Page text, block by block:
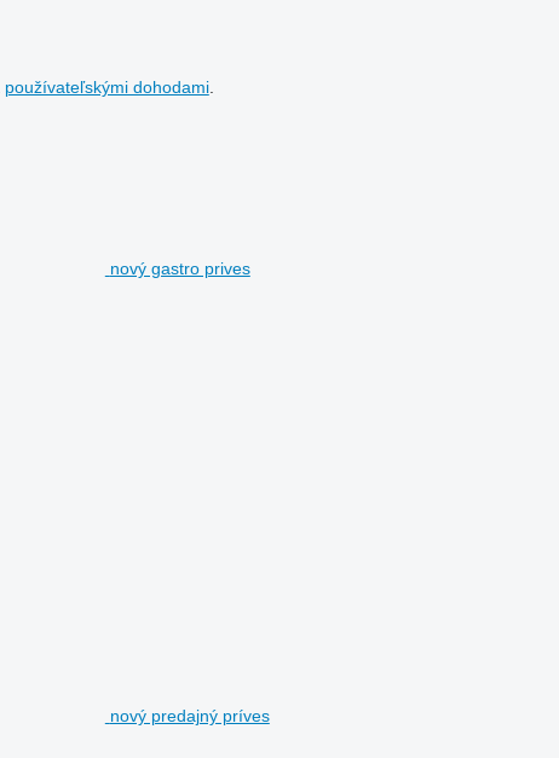
používateľskými dohodami.
nový gastro prives
nový predajný príves